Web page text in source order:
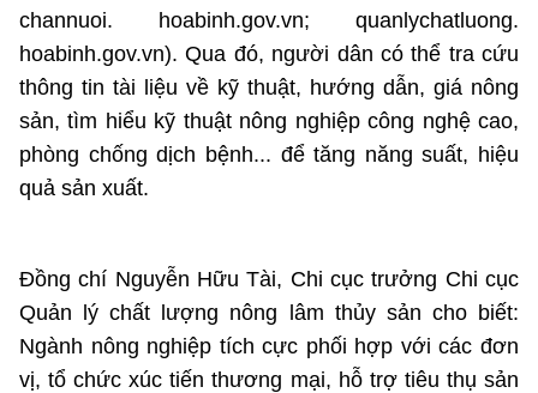
channuoi. hoabinh.gov.vn; quanlychatluong.
hoabinh.gov.vn). Qua đó, người dân có thể tra cứu
thông tin tài liệu về kỹ thuật, hướng dẫn, giá nông
sản, tìm hiểu kỹ thuật nông nghiệp công nghệ cao,
phòng chống dịch bệnh... để tăng năng suất, hiệu
quả sản xuất.
Đồng chí Nguyễn Hữu Tài, Chi cục trưởng Chi cục
Quản lý chất lượng nông lâm thủy sản cho biết:
Ngành nông nghiệp tích cực phối hợp với các đơn
vị, tổ chức xúc tiến thương mại, hỗ trợ tiêu thụ sản